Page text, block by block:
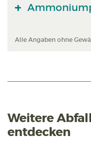
Alle Angaben ohne
Weitere
entdecken